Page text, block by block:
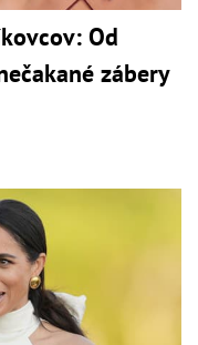
Od
zábery